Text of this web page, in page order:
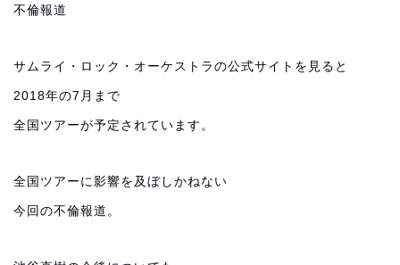
不倫報道
サムライ・ロック・オーケストラの公式サイトを見ると
2018年の7月まで
全国ツアーが予定されています。
全国ツアーに影響を及ぼしかねない
今回の不倫報道。